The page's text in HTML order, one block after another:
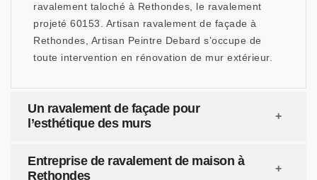
ravalement taloché à Rethondes, le ravalement
projeté 60153. Artisan ravalement de façade à
Rethondes, Artisan Peintre Debard s’occupe de
toute intervention en rénovation de mur extérieur.
Un ravalement de façade pour
l’esthétique des murs
Entreprise de ravalement de maison à
Rethondes